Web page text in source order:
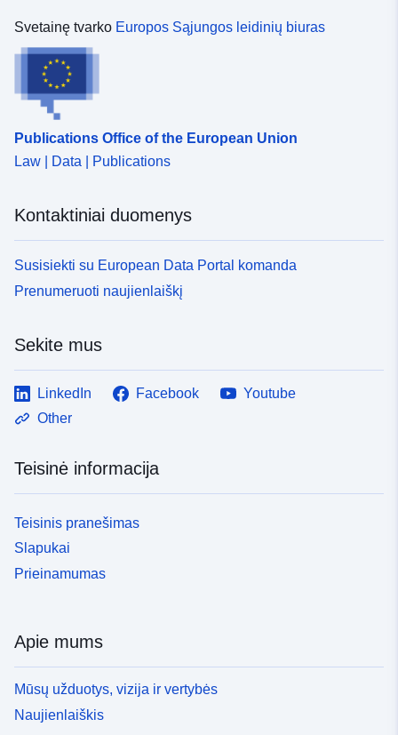
Svetainę tvarko Europos Sąjungos leidinių biuras
Publications Office of the European Union
Law | Data | Publications
Kontaktiniai duomenys
Susisiekti su European Data Portal komanda
Prenumeruoti naujienlaiškį
Sekite mus
LinkedIn Facebook
Youtube
Other
Teisinė informacija
Teisinis pranešimas
Slapukai
Prieinamumas
Apie mums
Mūsų užduotys, vizija ir vertybės
Naujienlaiškis